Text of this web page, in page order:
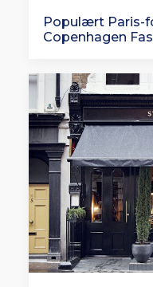
Populært Paris-
Copenhagen